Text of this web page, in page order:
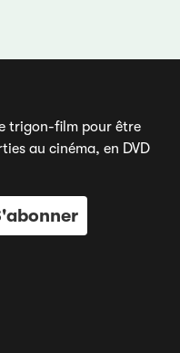
trigon-film pour être
au cinéma, en DVD